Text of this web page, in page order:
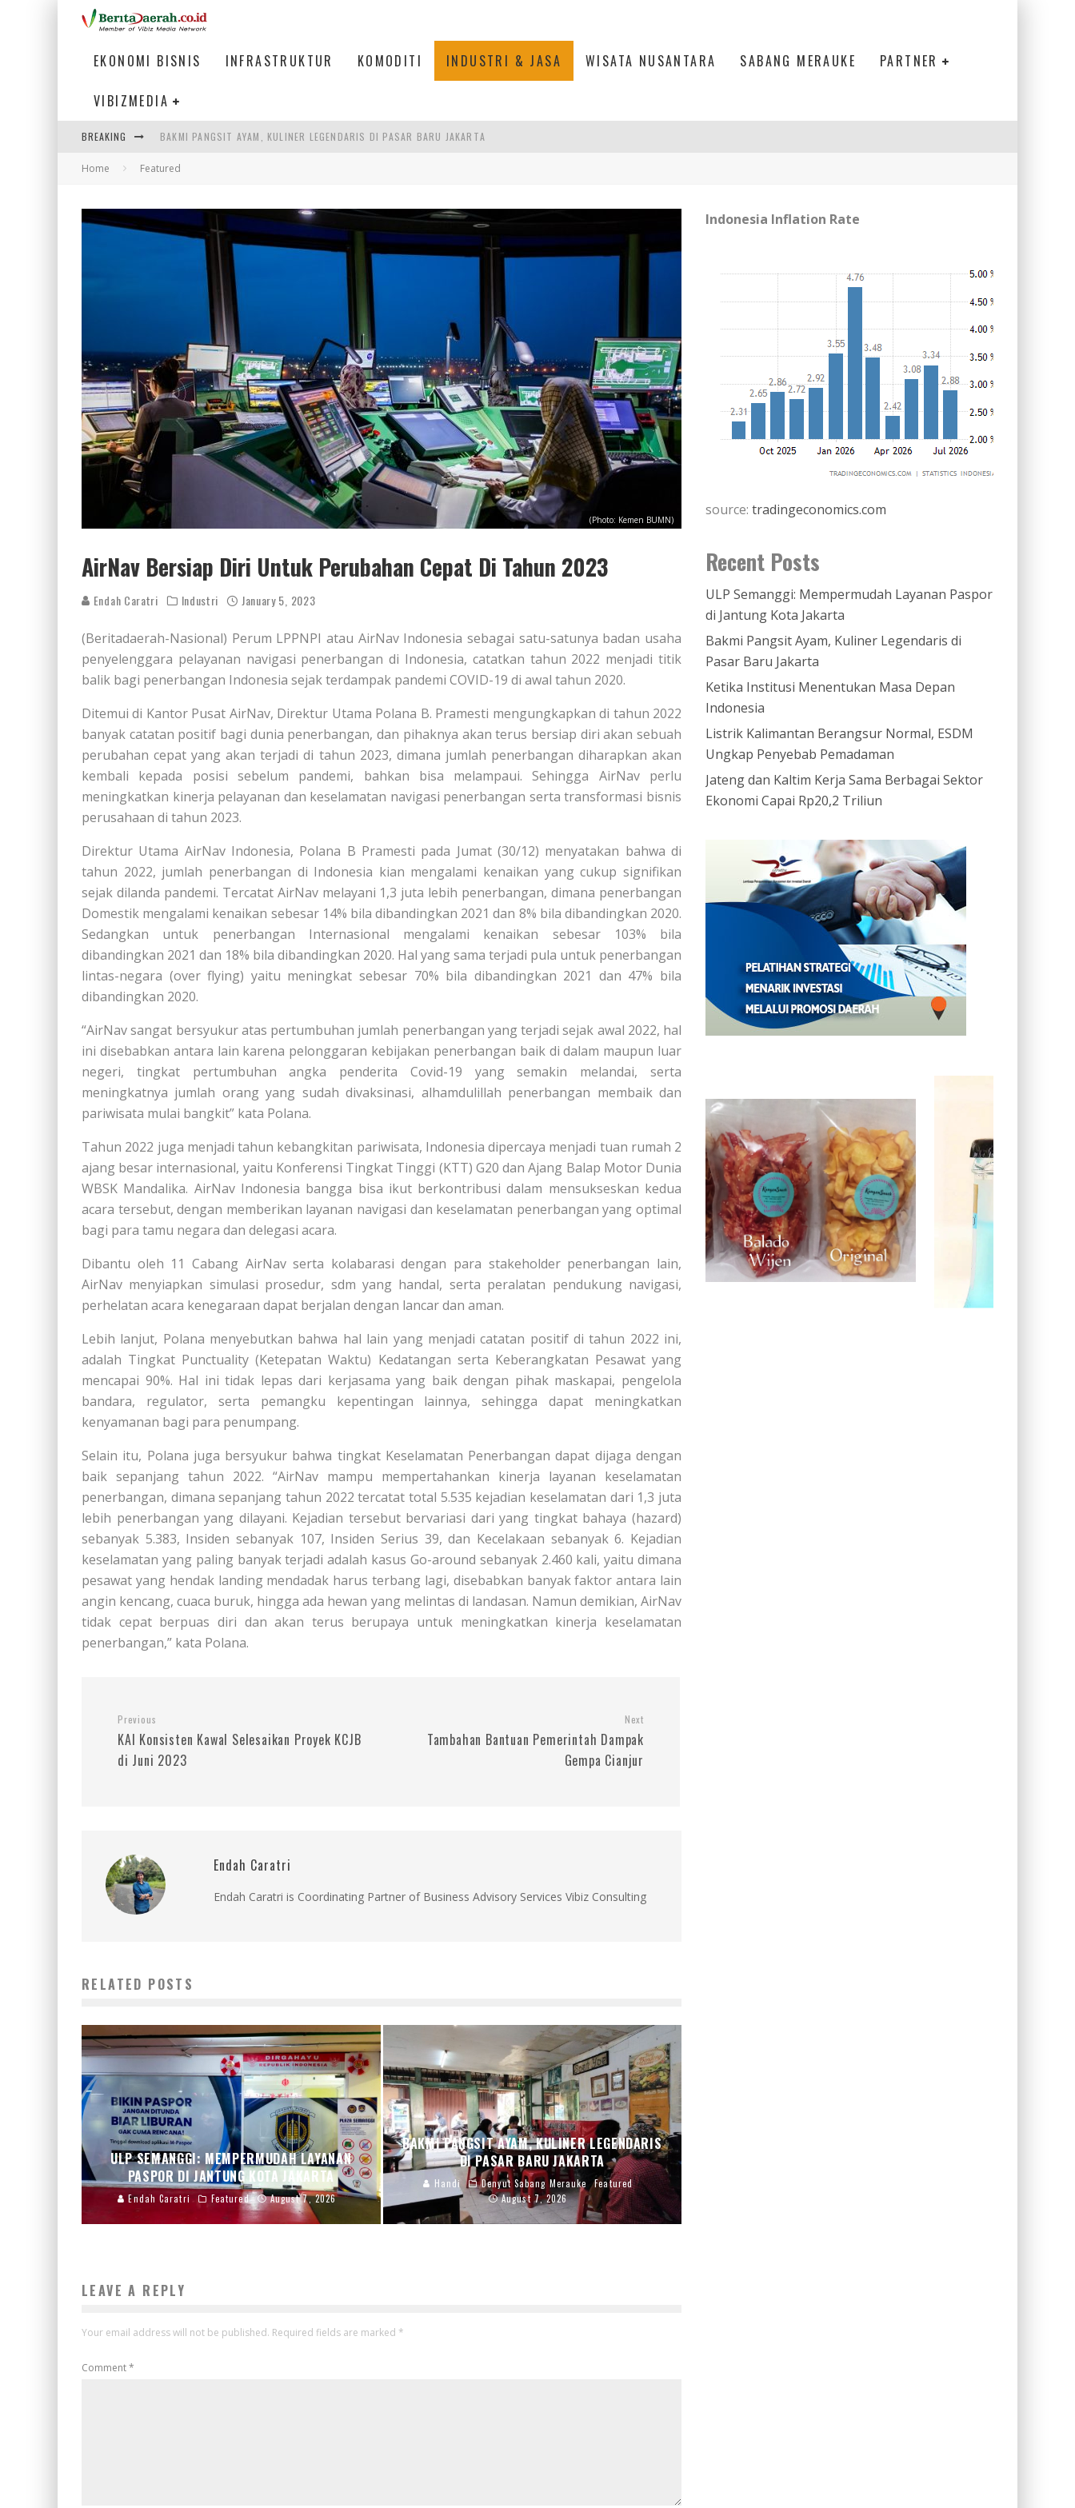
EKONOMI BISNIS INFRASTRUKTUR KOMODITI INDUSTRI & JASA WISATA NUSANTARA SABANG MERAUKE PARTNER
VIBIZMEDIA
BREAKING
BAKMI PANGSIT AYAM, KULINER LEGENDARIS DI PASAR BARU JAKARTA
ULP SEMANGGI: MEMPERMUDAH LAYANAN PASPOR DI JANTUNG KOTA JAKARTA
Home Featured
(Photo: Kemen BUMN)
AirNav Bersiap Diri Untuk Perubahan Cepat Di Tahun 2023
Endah Caratri Industri January 5, 2023
(Beritadaerah-Nasional) Perum LPPNPI atau AirNav Indonesia sebagai satu-satunya badan usaha
penyelenggara pelayanan navigasi penerbangan di Indonesia, catatkan tahun 2022 menjadi titik
balik bagi penerbangan Indonesia sejak terdampak pandemi COVID-19 di awal tahun 2020.
Ditemui di Kantor Pusat AirNav, Direktur Utama Polana B. Pramesti mengungkapkan di tahun 2022
banyak catatan positif bagi dunia penerbangan, dan pihaknya akan terus bersiap diri akan sebuah
perubahan cepat yang akan terjadi di tahun 2023, dimana jumlah penerbangan diharapkan akan
kembali kepada posisi sebelum pandemi, bahkan bisa melampaui. Sehingga AirNav perlu
meningkatkan kinerja pelayanan dan keselamatan navigasi penerbangan serta transformasi bisnis
perusahaan di tahun 2023.
Direktur Utama AirNav Indonesia, Polana B Pramesti pada Jumat (30/12) menyatakan bahwa di
tahun 2022, jumlah penerbangan di Indonesia kian mengalami kenaikan yang cukup signifikan
sejak dilanda pandemi. Tercatat AirNav melayani 1,3 juta lebih penerbangan, dimana penerbangan
Domestik mengalami kenaikan sebesar 14% bila dibandingkan 2021 dan 8% bila dibandingkan 2020.
Sedangkan untuk penerbangan Internasional mengalami kenaikan sebesar 103% bila
dibandingkan 2021 dan 18% bila dibandingkan 2020. Hal yang sama terjadi pula untuk penerbangan
lintas-negara (over flying) yaitu meningkat sebesar 70% bila dibandingkan 2021 dan 47% bila
dibandingkan 2020.
“AirNav sangat bersyukur atas pertumbuhan jumlah penerbangan yang terjadi sejak awal 2022, hal
ini disebabkan antara lain karena pelonggaran kebijakan penerbangan baik di dalam maupun luar
negeri, tingkat pertumbuhan angka penderita Covid-19 yang semakin melandai, serta
meningkatnya jumlah orang yang sudah divaksinasi, alhamdulillah penerbangan membaik dan
pariwisata mulai bangkit” kata Polana.
Tahun 2022 juga menjadi tahun kebangkitan pariwisata, Indonesia dipercaya menjadi tuan rumah 2
ajang besar internasional, yaitu Konferensi Tingkat Tinggi (KTT) G20 dan Ajang Balap Motor Dunia
WBSK Mandalika. AirNav Indonesia bangga bisa ikut berkontribusi dalam mensukseskan kedua
acara tersebut, dengan memberikan layanan navigasi dan keselamatan penerbangan yang optimal
bagi para tamu negara dan delegasi acara.
Dibantu oleh 11 Cabang AirNav serta kolabarasi dengan para stakeholder penerbangan lain,
AirNav menyiapkan simulasi prosedur, sdm yang handal, serta peralatan pendukung navigasi,
perhelatan acara kenegaraan dapat berjalan dengan lancar dan aman.
Lebih lanjut, Polana menyebutkan bahwa hal lain yang menjadi catatan positif di tahun 2022 ini,
adalah Tingkat Punctuality (Ketepatan Waktu) Kedatangan serta Keberangkatan Pesawat yang
mencapai 90%. Hal ini tidak lepas dari kerjasama yang baik dengan pihak maskapai, pengelola
bandara, regulator, serta pemangku kepentingan lainnya, sehingga dapat meningkatkan
kenyamanan bagi para penumpang.
Selain itu, Polana juga bersyukur bahwa tingkat Keselamatan Penerbangan dapat dijaga dengan
baik sepanjang tahun 2022. “AirNav mampu mempertahankan kinerja layanan keselamatan
penerbangan, dimana sepanjang tahun 2022 tercatat total 5.535 kejadian keselamatan dari 1,3 juta
lebih penerbangan yang dilayani. Kejadian tersebut bervariasi dari yang tingkat bahaya (hazard)
sebanyak 5.383, Insiden sebanyak 107, Insiden Serius 39, dan Kecelakaan sebanyak 6. Kejadian
keselamatan yang paling banyak terjadi adalah kasus Go-around sebanyak 2.460 kali, yaitu dimana
pesawat yang hendak landing mendadak harus terbang lagi, disebabkan banyak faktor antara lain
angin kencang, cuaca buruk, hingga ada hewan yang melintas di landasan. Namun demikian, AirNav
tidak cepat berpuas diri dan akan terus berupaya untuk meningkatkan kinerja keselamatan
penerbangan,” kata Polana.
Previous
KAI Konsisten Kawal Selesaikan Proyek KCJB
di Juni 2023
Next
Tambahan Bantuan Pemerintah Dampak
Gempa Cianjur
Endah Caratri
Endah Caratri is Coordinating Partner of Business Advisory Services Vibiz Consulting
RELATED POSTS
ULP SEMANGGI: MEMPERMUDAH LAYANAN
PASPOR DI JANTUNG KOTA JAKARTA
Endah Caratri Featured August 7, 2026
BAKMI PANGSIT AYAM, KULINER LEGENDARIS
DI PASAR BARU JAKARTA
Handi Denyut Sabang Merauke
Featured
August 7, 2026
LEAVE A REPLY
Your email address will not be published. Required fields are marked *
Comment*
Indonesia Inflation Rate
source: tradingeconomics.com
Recent Posts
ULP Semanggi: Mempermudah Layanan Paspor
di Jantung Kota Jakarta
Bakmi Pangsit Ayam, Kuliner Legendaris di
Pasar Baru Jakarta
Ketika Institusi Menentukan Masa Depan
Indonesia
Listrik Kalimantan Berangsur Normal, ESDM
Ungkap Penyebab Pemadaman
Jateng dan Kaltim Kerja Sama Berbagai Sektor
Ekonomi Capai Rp20,2 Triliun